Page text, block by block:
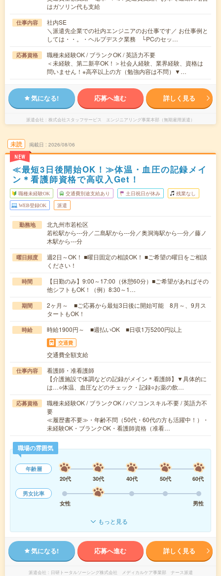
はガソリン代も支給
仕事内容
社内SE
＼派遣先企業での社内エンジニアのお仕事です／ お仕事例と
しては・・。・ヘルプデスク業務 └PCのセッ…
応募資格
職種未経験OK / ブランクOK / 英語力不要
＜未経験、第二新卒OK！＞社会人経験、業界経験、資格は
問いません！※高卒以上の方（勉強内容は不問）▼…
気になる! 応募へ進む 詳しく見る
派遣会社 株式会社スタッフサービス エンジニアリング事業本部（無期雇用派遣）
未読
NEW
掲載日 2026/08/06
≪最短3日後開始OK！≫体温・血圧の記録メイ
ン＊看護師資格で高収入Get！
職種未経験OK 交通費別途支給あり 土日祝日が休み 残業なし
WEB登録OK 派遣
勤務地
北九州市若松区
若松駅から---分／二島駅から---分／奥洞海駅から---分／藤ノ
木駅から---分
曜日頻度
週2日～OK！ ■曜日固定の相談OK！ ■ご希望の曜日をご相談
ください！
時間
【日勤のみ】9:00～17:00（休憩60分）■ご希望があればその
他シフトもOK！（例）8:30～1…
期間
2ヶ月～ ■ご応募から最短3日後に開始可能 8月～、9月ス
タートもOK！
時給 時給1900円～ ■週払いOK ■日収1万5200円以上
交通費
交通費全額支給
仕事内容
看護師・准看護師
【介護施設で体調などの記録がメイン＊看護師】▼具体的に
は…○体温、血圧などのチェック・記録○お薬の飲…
応募資格
職種未経験OK / ブランクOK / パソコンスキル不要 / 英語力不
要
≪履歴書不要≫・年齢不問（50代・60代の方も活躍中！）・
未経験OK・ブランクOK・看護師資格（准看…
職場の雰囲気
年齢層
20代
30代 40代 50代
60代
男女比率
女性
男性
もっと見る
気になる! 応募へ進む 詳しく見る
派遣会社 日研トータルソーシング株式会社 メディカルケア事業部 ナース派遣